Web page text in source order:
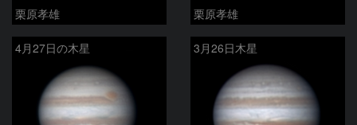
栗原孝雄 栗原孝雄
4月27日の木星 3月26日木星